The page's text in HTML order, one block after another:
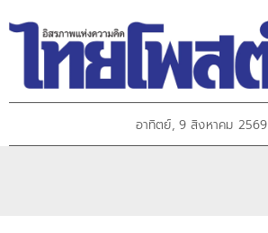
อาทิตย์, 9 สิงหาคม 2569